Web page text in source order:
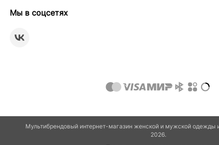
Мы в соцсетях
Мультибрендовый интернет-магазин женской и мужской
2026.